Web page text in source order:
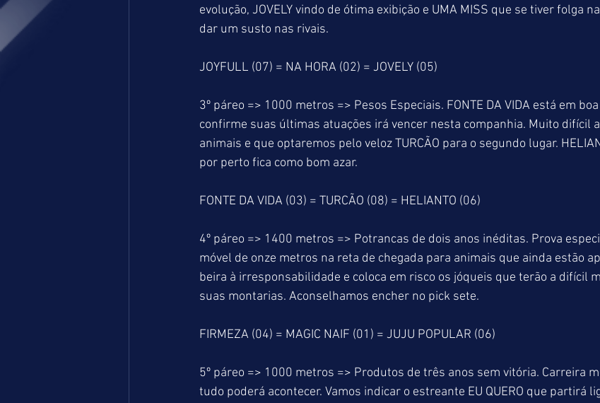
evolução, JOVELY vindo de ótima exibição e UMA MISS que se tiver folga
dar um susto nas rivais.
JOYFULL (07) = NA HORA (02) = JOVELY (05)
3º páreo => 1000 metros => Pesos Especiais. FONTE DA VIDA está em
confirme suas últimas atuações irá vencer nesta companhia. Muito difícil
animais e que optaremos pelo veloz TURCÃO para o segundo lugar.
por perto fica como bom azar.
FONTE DA VIDA (03) = TURCÃO (08) = HELIANTO (06)
4º páreo => 1400 metros => Potrancas de dois anos inéditas. Prova
móvel de onze metros na reta de chegada para animais que ainda estão
beira à irresponsabilidade e coloca em risco os jóqueis que terão a difícil
suas montarias. Aconselhamos encher no pick sete.
FIRMEZA (04) = MAGIC NAIF (01) = JUJU POPULAR (06)
5º páreo => 1000 metros => Produtos de três anos sem vitória. Carreira
tudo poderá acontecer. Vamos indicar o estreante EU QUERO que partirá